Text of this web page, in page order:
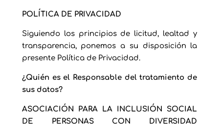
POLÍTICA DE PRIVACIDAD
Siguiendo los principios de licitud, lealtad y
transparencia, ponemos a su disposición la
presente Política de Privacidad.
¿Quién es el Responsable del tratamiento de
sus datos?
ASOCIACIÓN PARA LA INCLUSIÓN SOCIAL
DE PERSONAS CON DIVERSIDAD